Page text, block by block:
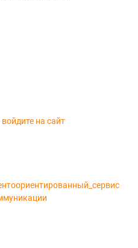
войдите на сайт